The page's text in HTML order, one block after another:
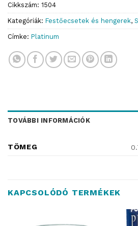
Cikkszám: 1504
Kategóriák: Festőecsetek és hengerek,
Címke: Platinum
TOVÁBBI INFORMÁCIÓK
TÖMEG
KAPCSOLÓDÓ TERMÉKEK